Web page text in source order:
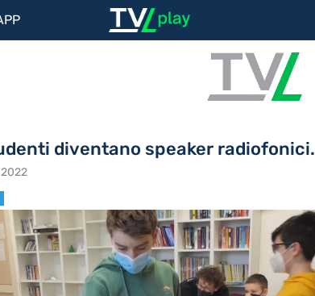
diventano speaker radiofonici.